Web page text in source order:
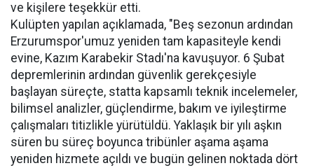
ve kişilere teşekkür etti.
Kulüpten yapılan açıklamada, "Beş sezonun ardından
Erzurumspor'umuz yeniden tam kapasiteyle kendi
evine, Kazım Karabekir Stadı'na kavuşuyor. 6 Şubat
depremlerinin ardından güvenlik gerekçesiyle
başlayan süreçte, statta kapsamlı teknik incelemeler,
bilimsel analizler, güçlendirme, bakım ve iyileştirme
çalışmaları titizlikle yürütüldü. Yaklaşık bir yılı aşkın
süren bu süreç boyunca tribünler aşama aşama
yeniden hizmete açıldı ve bugün gelinen noktada dört